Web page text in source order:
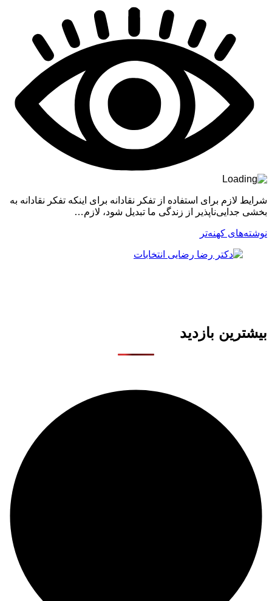
شرایط لازم برای استفاده از تفکر نقادانه برای اینکه تفکر نقادانه به
بخشی جدایی‌ناپذیر از زندگی ما تبدیل شود، لازم…
راهبری
نوشته‌ها
نوشته‌های کهنه‌تر
بیشترین بازدید